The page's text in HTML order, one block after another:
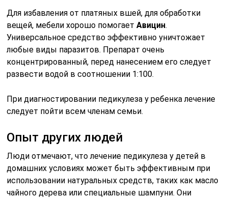
Для избавления от платяных вшей, для обработки
вещей, мебели хорошо помогаетАвицин.
Универсальное средство эффективно уничтожает
любые виды паразитов. Препарат очень
концентрированный, перед нанесением его следует
развести водой в соотношении 1:100.
При диагностировании педикулеза у ребенка лечение
следует пойти всем членам семьи.
Опыт других людей
Люди отмечают, что лечение педикулеза у детей в
домашних условиях может быть эффективным при
использовании натуральных средств, таких как масло
чайного дерева или специальные шампуни. Они